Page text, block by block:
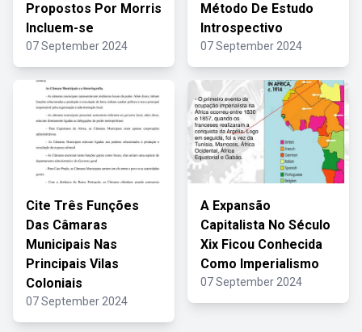
Propostos Por Morris
Incluem-se
07 September 2024
Método De Estudo
Introspectivo
07 September 2024
Cite Três Funções
Das Câmaras
Municipais Nas
Principais Vilas
Coloniais
07 September 2024
A Expansão
Capitalista No Século
Xix Ficou Conhecida
Como Imperialismo
07 September 2024